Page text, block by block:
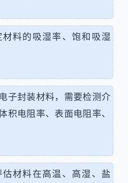
料的吸湿率、饱和吸湿
子封装材料，需要检测介
积电阻率、表面电阻率、
材料在高温、高湿、盐